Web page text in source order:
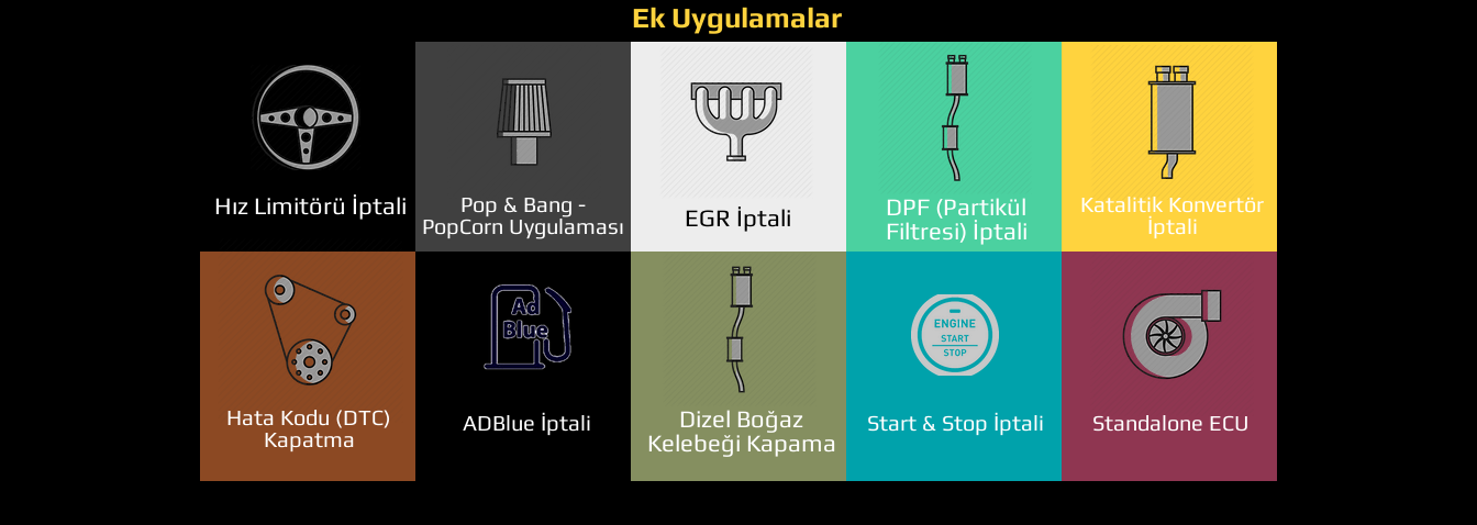
Ek Uygulamalar
Hız Limitörü İptali
Pop & Bang -
PopCorn Uygulaması
DPF (Partikül
Filtresi) İptali
Katalitik Konvertör
İptali
EGR İptali
Hata Kodu (DTC)
Kapatma
ADBlue İptali
Dizel Boğaz
Kelebeği Kapama
Start & Stop İptali Standalone ECU